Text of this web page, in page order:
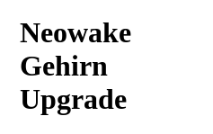
Neowake
Gehirn
Upgrade